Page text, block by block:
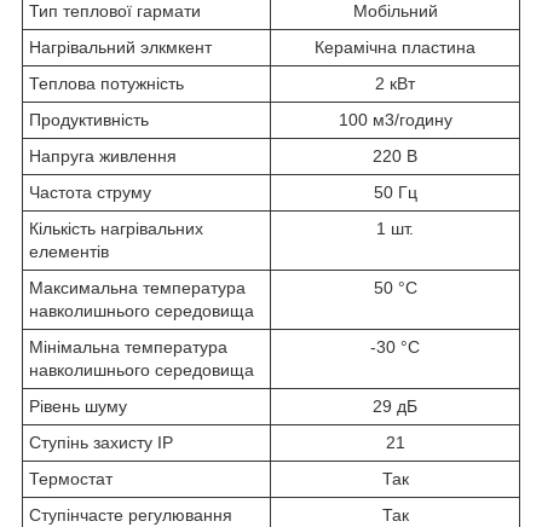
Тип теплової гармати
Мобільний
Нагрівальний элкмкент
Керамічна пластина
Теплова потужність
2 кВт
Продуктивність
100 м3/годину
Напруга живлення
220 В
Частота струму
50 Гц
Кількість нагрівальних
елементів
1 шт.
Максимальна температура
навколишнього середовища
50 °C
Мінімальна температура
навколишнього середовища
-30 °C
Рівень шуму
29 дБ
Ступінь захисту IP
21
Термостат
Так
Ступінчасте регулювання
Так